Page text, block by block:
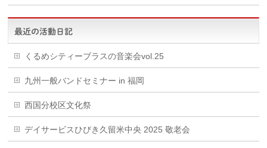
最近の活動日記
くるめシティーブラスの音楽会vol.25
九州一般バンドセミナー in 福岡
西国分校区文化祭
デイサービスひびき久留米中央 2025 敬老会